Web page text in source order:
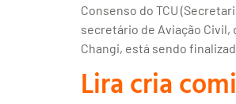
Consenso do TCU
secretário de Aviação
Changi, está sendo
Lira cria